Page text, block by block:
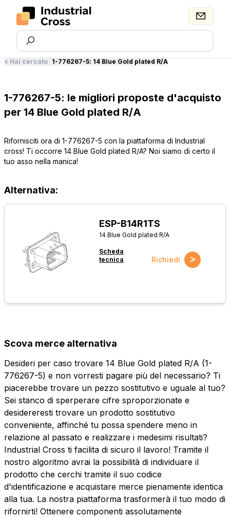
< Hai cercato 1-776267-5: 14 Blue Gold plated R/A
1-776267-5: le migliori proposte d'acquisto
per 14 Blue Gold plated R/A
Rifornisciti ora di 1-776267-5 con la piattaforma di Industrial
cross! Ti occorre 14 Blue Gold plated R/A? Noi siamo di certo il
tuo asso nella manica!
Alternativa:
ESP-B14R1TS
14 Blue Gold plated R/A
Scheda
tecnica
Richiedi >
Scova merce alternativa
Desideri per caso trovare 14 Blue Gold plated R/A (1-
776267-5) e non vorresti pagare più del necessario? Ti
piacerebbe trovare un pezzo sostitutivo e uguale al tuo?
Sei stanco di sperperare cifre sproporzionate e
desidereresti trovare un prodotto sostitutivo
conveniente, affinché tu possa spendere meno in
relazione al passato e realizzare i medesimi risultati?
Industrial Cross ti facilita di sicuro il lavoro! Tramite il
nostro algoritmo avrai la possibilità di individuare il
prodotto che cerchi tramite il suo codice
d'identificazione e acquistare merce pienamente identica
alla tua. La nostra piattaforma trasformerà il tuo modo di
rifornirti! Ottenere componenti assolutamente